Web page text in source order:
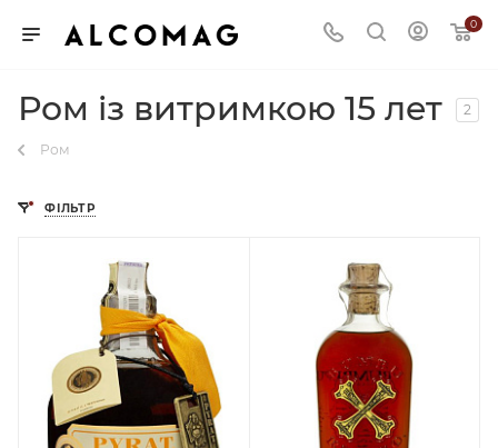
0
Ром із витримкою 15 лет 2
Ром
ФІЛЬТР